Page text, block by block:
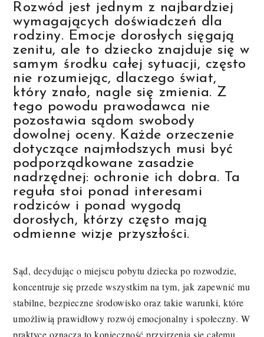
Rozwód jest jednym z najbardziej
wymagających doświadczeń dla
rodziny. Emocje dorosłych sięgają
zenitu, ale to dziecko znajduje się w
samym środku całej sytuacji, często
nie rozumiejąc, dlaczego świat,
który znało, nagle się zmienia. Z
tego powodu prawodawca nie
pozostawia sądom swobody
dowolnej oceny. Każde orzeczenie
dotyczące najmłodszych musi być
podporządkowane zasadzie
nadrzędnej: ochronie ich dobra. Ta
reguła stoi ponad interesami
rodziców i ponad wygodą
dorosłych, którzy często mają
odmienne wizje przyszłości.
Sąd, decydując o miejscu pobytu dziecka po rozwodzie,
koncentruje się przede wszystkim na tym, jak zapewnić mu
stabilne, bezpieczne środowisko oraz takie warunki, które
umożliwią prawidłowy rozwój emocjonalny i społeczny. W
praktyce oznacza to konieczność przyjrzenia się całemu